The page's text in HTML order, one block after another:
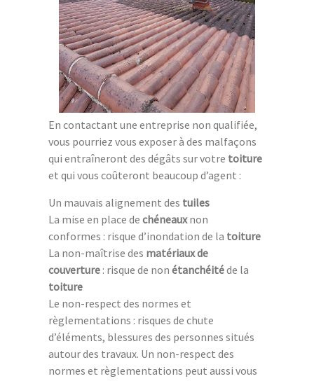
En contactant une entreprise non qualifiée,
vous pourriez vous exposer à des malfaçons
qui entraîneront des dégâts sur votre toiture
et qui vous coûteront beaucoup d’agent :
Un mauvais alignement des tuiles
La mise en place de chéneauxnon
conformes : risque d’inondation de la toiture
La non-maîtrise des matériaux de
couverture : risque de non étanchéitéde la
toiture
Le non-respect des normes et
règlementations : risques de chute
d’éléments, blessures des personnes situés
autour des travaux. Un non-respect des
normes et règlementations peut aussi vous